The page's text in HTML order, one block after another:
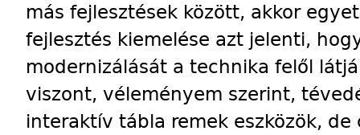
más fejlesz­tések között, akkor
fejlesztés kiemelése azt jelenti,
modernizálását a technika felől
viszont, véleményem szerint,
interaktív tábla remek eszközök,